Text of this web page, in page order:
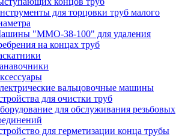
для торцовки труб малого
"ММО-38-100" для удаления
на концах труб
вальцовочные машины
для очистки труб
для обслуживания резьбовых
для герметизации конца трубы